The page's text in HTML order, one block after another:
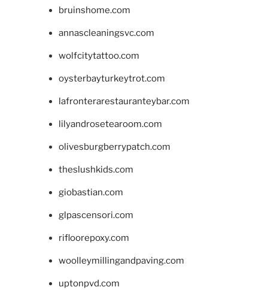
bruinshome.com
annascleaningsvc.com
wolfcitytattoo.com
oysterbayturkeytrot.com
lafronterarestauranteybar.com
lilyandrosetearoom.com
olivesburgberrypatch.com
theslushkids.com
giobastian.com
glpascensori.com
rifloorepoxy.com
woolleymillingandpaving.com
uptonpvd.com